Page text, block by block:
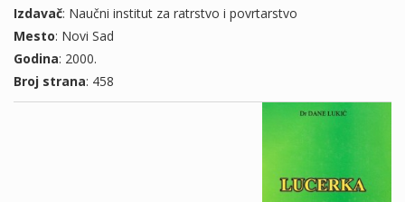
Izdavač: Naučni institut za ratrstvo i povrtarstvo
Mesto: Novi Sad
Godina: 2000.
Broj strana: 458